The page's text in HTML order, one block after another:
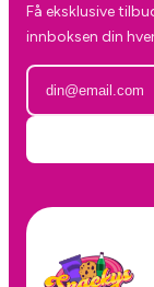
Få eksklusive
innboksen din